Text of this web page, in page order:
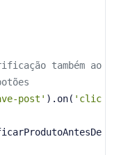
também ao
post' ).on( 'clic